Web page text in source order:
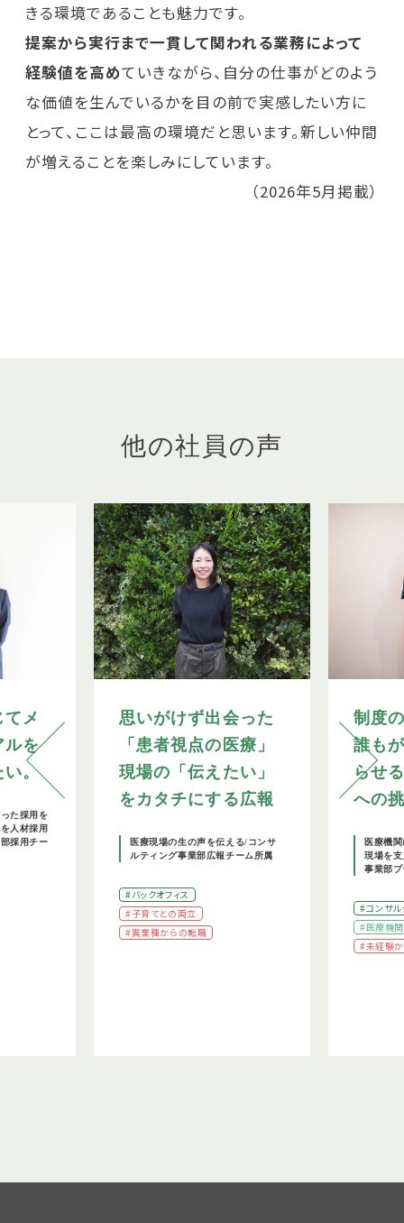
きる環境であることも魅力です。
提案から実行まで一貫して関われる業務によって
経験値を高めていきながら、自分の仕事がどのよう
な価値を生んでいるかを目の前で実感したい方に
とって、ここは最高の環境だと思います。新しい仲間
が増えることを楽しみにしています。
（2026年5月掲載）
他の社員の声
メ
ルを
い。
た採用を
人材採用
採用チー
思いがけず出会った
「患者視点の医療」
現場の「伝えたい」
をカタチにする広報
医療現場の生の声を伝える/コンサ
ルティング事業部広報チーム所属
#バックオフィス
#子育てとの両立
#異業種からの転職
制度
誰も
らせ
への
医療機
現場を
事業部
#コンサル
#医療機
#未経験